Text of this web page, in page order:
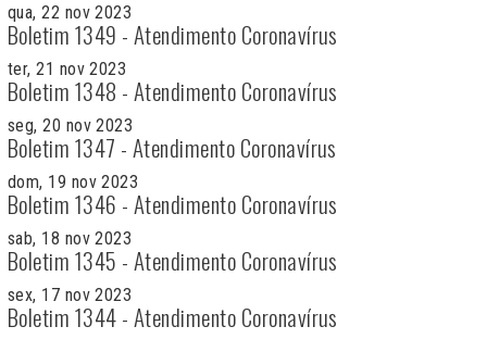
qua, 22 nov 2023
Boletim 1349 - Atendimento Coronavírus
ter, 21 nov 2023
Boletim 1348 - Atendimento Coronavírus
seg, 20 nov 2023
Boletim 1347 - Atendimento Coronavírus
dom, 19 nov 2023
Boletim 1346 - Atendimento Coronavírus
sab, 18 nov 2023
Boletim 1345 - Atendimento Coronavírus
sex, 17 nov 2023
Boletim 1344 - Atendimento Coronavírus